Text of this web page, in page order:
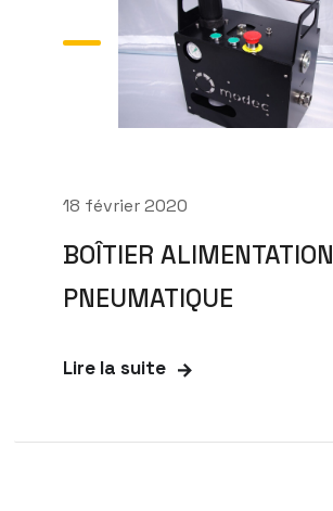
18 février 2020
BOÎTIER ALIMENTATION
PNEUMATIQUE
Lire la suite